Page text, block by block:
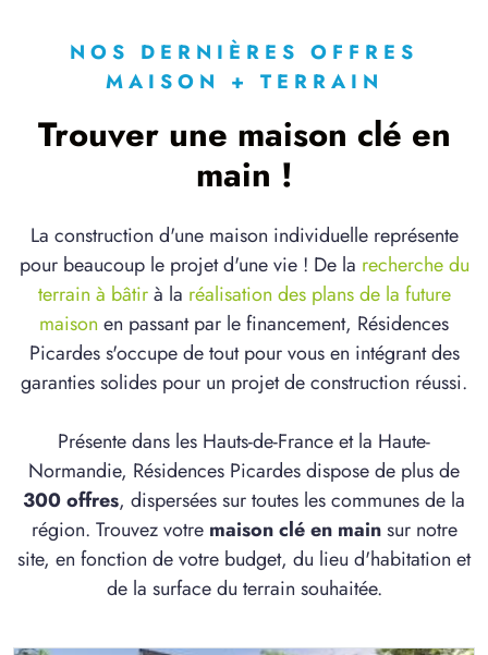
NOS DERNIÈRES OFFRES
MAISON + TERRAIN
Trouver une maison clé en
main !
La construction d'une maison individuelle représente
pour beaucoup le projet d'une vie ! De la recherche du
terrain à bâtirà la réalisation des plans de la future
maison en passant par le financement, Résidences
Picardes s'occupe de tout pour vous en intégrant des
garanties solides pour un projet de construction réussi.
Présente dans les Hauts-de-France et la Haute-
Normandie, Résidences Picardes dispose de plus de
300 offres, dispersées sur toutes les communes de la
région. Trouvez votre maison clé en mainsur notre
site, en fonction de votre budget, du lieu d'habitation et
de la surface du terrain souhaitée.